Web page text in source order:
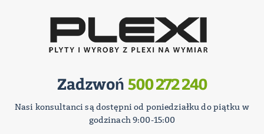
Zadzwoń 500 272 240
Nasi konsultanci są dostępni od poniedziałku do piątku w
godzinach 9:00-15:00